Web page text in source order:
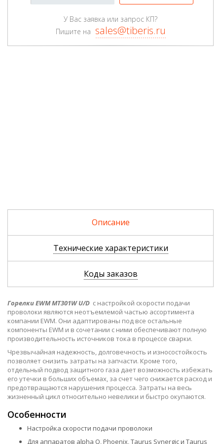
У Вас заявка или запрос КП?
Пишите на sales@tiberis.ru
Описание
Технические характеристики
Коды заказов
Горелки EWM MT301W U/D с настройкой скорости подачи
проволоки являются неотъемлемой частью ассортимента
компании EWM. Они адаптированы под все остальные
компоненты EWM и в сочетании с ними обеспечивают полную
производительность источников тока в процессе сварки.
Чрезвычайная надежность, долговечность и износостойкость
позволяет снизить затраты на запчасти. Кроме того,
отдельный подвод защитного газа дает возможность избежать
его утечки в больших объемах, за счет чего снижается расход и
предотвращаются нарушения процесса. Затраты на весь
жизненный цикл относительно невелики и быстро окупаются.
Особенности
Настройка скорости подачи проволоки
Для аппаратов alpha Q, Phoenix, Taurus Synergic и Taurus